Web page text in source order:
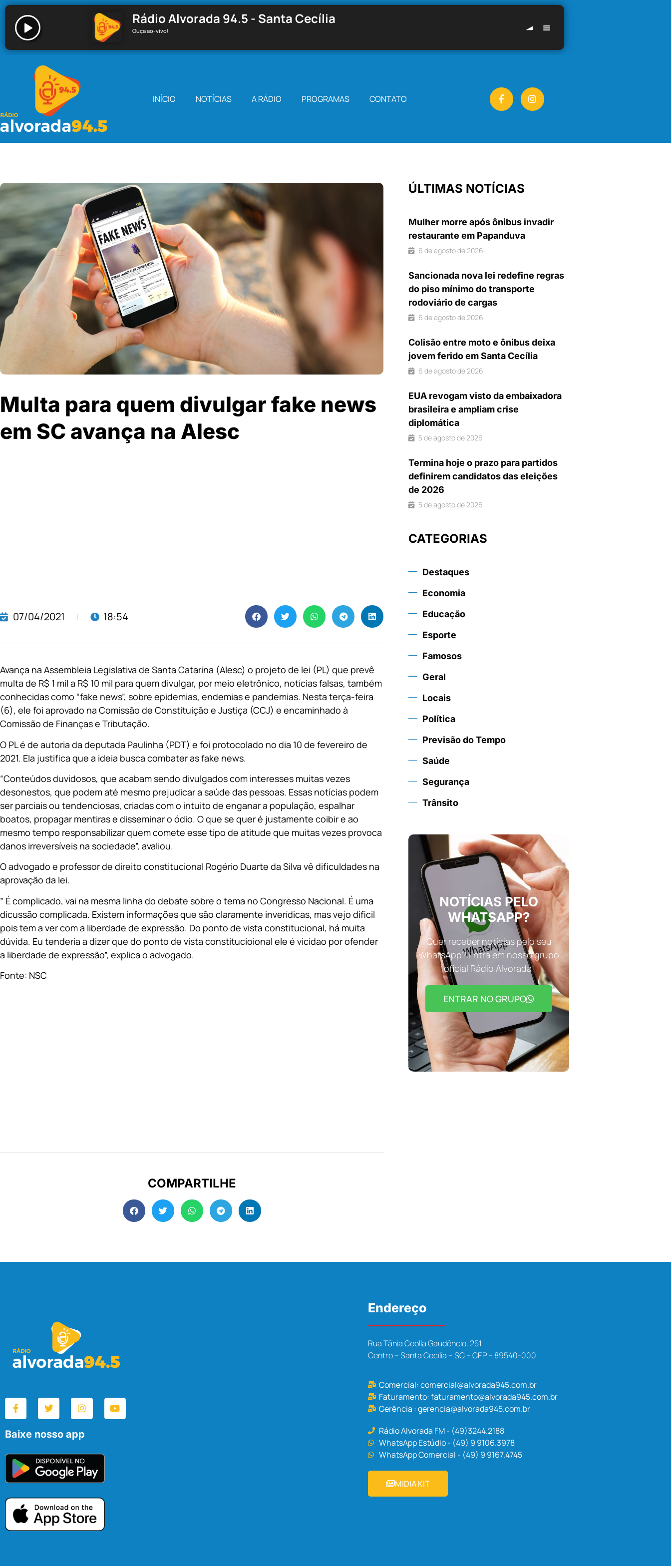
Rádio Alvorada 94.5 - Santa Cecília
Ouça ao-vivo!
Rádio Alvorada 94.5 - Santa Cecília
INÍCIO NOTÍCIAS A RÁDIO PROGRAMAS CONTATO
Multa para quem divulgar fake news
em SC avança na Alesc
07/04/2021 18:54
Avança na Assembleia Legislativa de Santa Catarina (Alesc) o projeto de lei (PL) que prevê
multa de R$ 1 mil a R$ 10 mil para quem divulgar, por meio eletrônico, notícias falsas, também
conhecidas como “fake news”, sobre epidemias, endemias e pandemias. Nesta terça-feira
(6), ele foi aprovado na Comissão de Constituição e Justiça (CCJ) e encaminhado à
Comissão de Finanças e Tributação.
O PL é de autoria da deputada Paulinha (PDT) e foi protocolado no dia 10 de fevereiro de
2021. Ela justifica que a ideia busca combater as fake news.
“Conteúdos duvidosos, que acabam sendo divulgados com interesses muitas vezes
desonestos, que podem até mesmo prejudicar a saúde das pessoas. Essas notícias podem
ser parciais ou tendenciosas, criadas com o intuito de enganar a população, espalhar
boatos, propagar mentiras e disseminar o ódio. O que se quer é justamente coibir e ao
mesmo tempo responsabilizar quem comete esse tipo de atitude que muitas vezes provoca
danos irreversíveis na sociedade”, avaliou.
O advogado e professor de direito constitucional Rogério Duarte da Silva vê dificuldades na
aprovação da lei.
” É complicado, vai na mesma linha do debate sobre o tema no Congresso Nacional. É uma
dicussão complicada. Existem informações que são claramente inverídicas, mas vejo dificil
pois tem a ver com a liberdade de expressão. Do ponto de vista constitucional, há muita
dúvida. Eu tenderia a dizer que do ponto de vista constitucioional ele é vicidao por ofender
a liberdade de expressão”, explica o advogado.
Fonte: NSC
COMPARTILHE
ÚLTIMAS NOTÍCIAS
Mulher morre após ônibus invadir
restaurante em Papanduva
6 de agosto de 2026
Sancionada nova lei redefine regras
do piso mínimo do transporte
rodoviário de cargas
6 de agosto de 2026
Colisão entre moto e ônibus deixa
jovem ferido em Santa Cecília
6 de agosto de 2026
EUA revogam visto da embaixadora
brasileira e ampliam crise
diplomática
5 de agosto de 2026
Termina hoje o prazo para partidos
definirem candidatos das eleições
de 2026
5 de agosto de 2026
CATEGORIAS
Destaques
Economia
Educação
Esporte
Famosos
Geral
Locais
Política
Previsão do Tempo
Saúde
Segurança
Trânsito
NOTÍCIAS PELO
WHATSAPP?
Quer receber notícias pelo seu
WhatsApp? Entra em nosso grupo
oficial Rádio Alvorada!
ENTRAR NO GRUPO
Baixe nosso app
Endereço
Rua Tânia Ceolla Gaudêncio, 251
Centro – Santa Cecília – SC – CEP – 89540-000
Comercial:comercial@alvorada945.com.br
Faturamento:faturamento@alvorada945.com.br
Gerência :gerencia@alvorada945.com.br
Rádio Alvorada FM - (49)3244.2188
WhatsApp Estúdio - (49) 9 9106.3978
WhatsApp Comercial - (49) 9 9167.4745
MIDIA KIT